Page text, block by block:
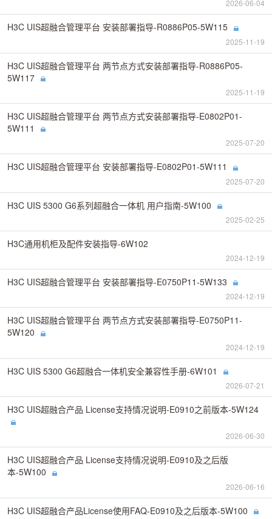
2026-06-04
H3C UIS超融合管理平台 安装部署指导-R0886P05-5W115
2025-11-19
H3C UIS超融合管理平台 两节点方式安装部署指导-R0886P05-
5W117
2025-11-19
H3C UIS超融合管理平台 两节点方式安装部署指导-E0802P01-
5W111
2025-07-20
H3C UIS超融合管理平台 安装部署指导-E0802P01-5W111
2025-07-20
H3C UIS 5300 G6系列超融合一体机 用户指南-5W100
2025-02-25
H3C通用机柜及配件安装指导-6W102
2024-12-19
H3C UIS超融合管理平台 安装部署指导-E0750P11-5W133
2024-12-19
H3C UIS超融合管理平台 两节点方式安装部署指导-E0750P11-
5W120
2024-12-19
H3C UIS 5300 G6超融合一体机安全兼容性手册-6W101
2026-07-21
H3C UIS超融合产品 License支持情况说明-E0910之前版本-5W124
2026-06-30
H3C UIS超融合产品 License支持情况说明-E0910及之后版
本-5W100
2026-06-16
H3C UIS超融合产品License使用FAQ-E0910及之后版本-5W100